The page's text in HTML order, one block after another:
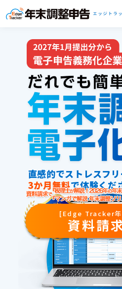
直感的でストレスフ
3か月無料で体験くだ
[Edge Tracker年
資料請